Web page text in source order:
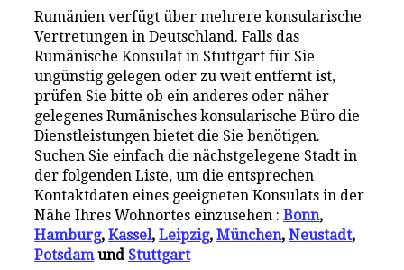
Rumänien verfügt über mehrere konsularische
Vertretungen in Deutschland. Falls das
Rumänische Konsulat in Stuttgart für Sie
ungünstig gelegen oder zu weit entfernt ist,
prüfen Sie bitte ob ein anderes oder näher
gelegenes Rumänisches konsularische Büro die
Dienstleistungen bietet die Sie benötigen.
Suchen Sie einfach die nächstgelegene Stadt in
der folgenden Liste, um die entsprechen
Kontaktdaten eines geeigneten Konsulats in der
Nähe Ihres Wohnortes einzusehen :Bonn,
Hamburg,Kassel,Leipzig,München,Neustadt,
Potsdamund Stuttgart